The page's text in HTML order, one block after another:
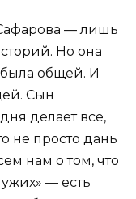
— лишь
Но она
общей. И
Сын
делает всё,
не просто дань
нам о том, что
— есть